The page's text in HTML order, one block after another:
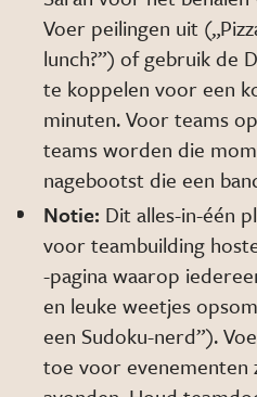
Voer peilingen uit
lunch?”) of gebruik de
te koppelen voor een
minuten. Voor teams
teams worden die
nagebootst die een
Notie: Dit alles-in-één
voor teambuilding
-pagina waarop
en leuke weetjes
een Sudoku-nerd”).
toe voor evenementen